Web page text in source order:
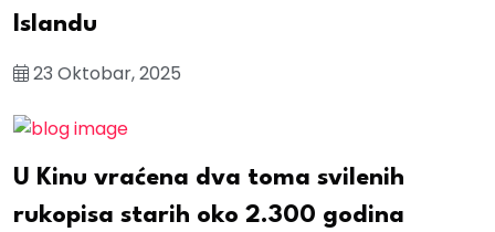
Islandu
23 Oktobar, 2025
U Kinu vraćena dva toma svilenih
rukopisa starih oko 2.300 godina